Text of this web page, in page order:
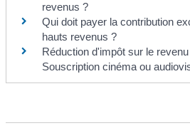
revenus ?
Qui doit payer la contribution
hauts revenus ?
Réduction d'impôt sur le
Souscription cinéma ou